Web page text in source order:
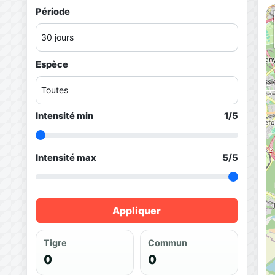
Période
Espèce
Intensité min 1/5
Intensité max 5/5
Appliquer
Tigre
0
Commun
0